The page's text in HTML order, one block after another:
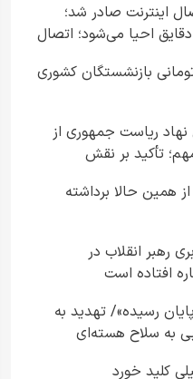
اینترنت صادر شد؛
احیا می‌شود؛ اتصال
۷۵ میلیون تومانی بازنشستگان کشوری
نهاد ریاست جمهوری از
تأکید بر نقش
ارتقای آگاهی عمومی
همین حالا برداشته
رهبر انقلاب در
افتاده است​
رسیده»/ تهدید به
به سلاح هسته‌ای
کلید خورد